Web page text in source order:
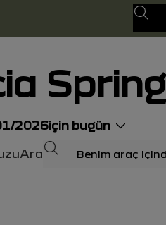
Ara
Spring
2026için bugün
Ara
Ara